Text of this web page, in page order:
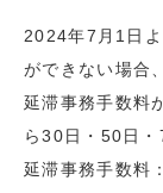
2024年7月1日
ができない場合
延滞事務手数料
ら30日・50日・
延滞事務手数料